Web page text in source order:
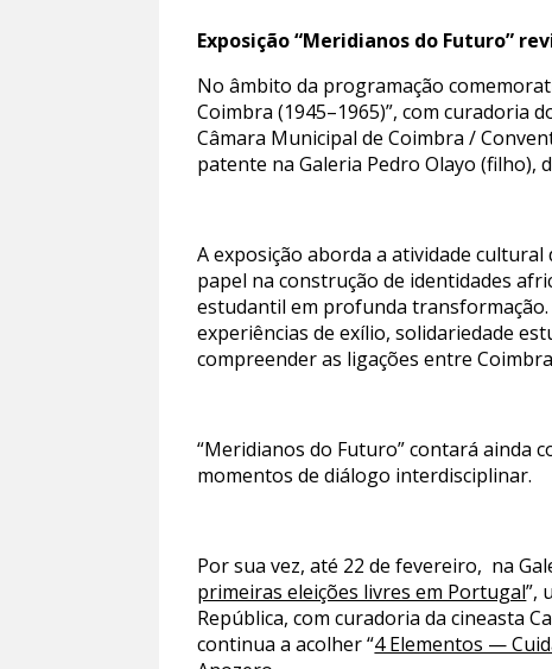
Exposição “Meridianos do Futuro”
No âmbito da programação
Coimbra (1945–1965)”, com curadoria
Câmara Municipal de Coimbra /
patente na Galeria Pedro Olayo (filho),
A exposição aborda a atividade cultural
papel na construção de identidades
estudantil em profunda transformação.
experiências de exílio, solidariedade
compreender as ligações entre
“Meridianos do Futuro” contará ainda
momentos de diálogo interdisciplinar.
Por sua vez, até 22 de fevereiro, na
primeiras eleições livres em Portugal”,
República, com curadoria da cineasta
continua a acolher “4 Elementos —